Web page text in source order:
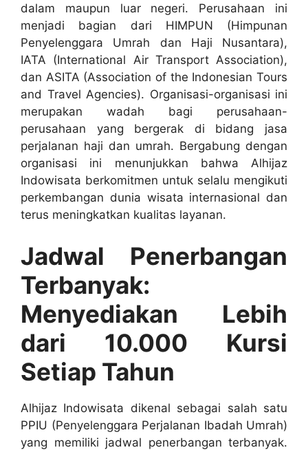
dalam maupun luar negeri. Perusahaan ini
menjadi bagian dari HIMPUN (Himpunan
Penyelenggara Umrah dan Haji Nusantara),
IATA (International Air Transport Association),
dan ASITA (Association of the Indonesian Tours
and Travel Agencies). Organisasi-organisasi ini
merupakan wadah bagi perusahaan-
perusahaan yang bergerak di bidang jasa
perjalanan haji dan umrah. Bergabung dengan
organisasi ini menunjukkan bahwa Alhijaz
Indowisata berkomitmen untuk selalu mengikuti
perkembangan dunia wisata internasional dan
terus meningkatkan kualitas layanan.
Jadwal Penerbangan
Terbanyak:
Menyediakan Lebih
dari 10.000 Kursi
Setiap Tahun
Alhijaz Indowisata dikenal sebagai salah satu
PPIU (Penyelenggara Perjalanan Ibadah Umrah)
yang memiliki jadwal penerbangan terbanyak.